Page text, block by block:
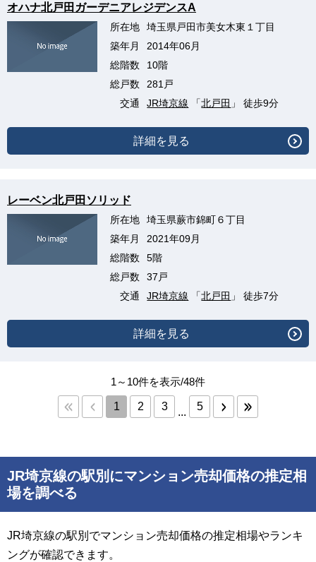
オハナ北戸田ガーデニアレジデンスA
所在地
埼玉県戸田市美女木東１丁目
築年月
2014年06月
総階数
10階
総戸数
281戸
交通
JR埼京線 「北戸田 」 徒歩9分
詳細を見る
レーベン北戸田ソリッド
所在地
埼玉県蕨市錦町６丁目
築年月
2021年09月
総階数
5階
総戸数
37戸
交通
JR埼京線 「北戸田 」 徒歩7分
詳細を見る
1～10件を表示/48件
1 2 3 ... 5
JR埼京線の駅別にマンション売却価格の推定相
場を調べる
JR埼京線の駅別でマンション売却価格の推定相場やランキ
ングが確認できます。